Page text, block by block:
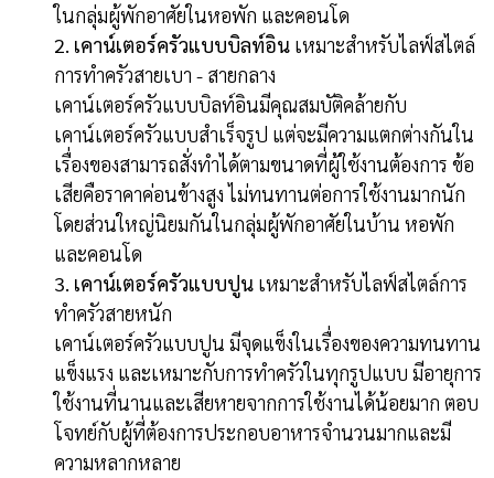
ในกลุ่มผู้พักอาศัยในหอพัก และคอนโด
2. เคาน์เตอร์ครัวแบบบิลท์อินเหมาะสำหรับไลฟ์สไตล์
การทำครัวสายเบา - สายกลาง
เคาน์เตอร์ครัวแบบบิลท์อินมีคุณสมบัติคล้ายกับ
เคาน์เตอร์ครัวแบบสำเร็จรูป แต่จะมีความแตกต่างกันใน
เรื่องของสามารถสั่งทำได้ตามขนาดที่ผู้ใช้งานต้องการ ข้อ
เสียคือราคาค่อนข้างสูง ไม่ทนทานต่อการใช้งานมากนัก
โดยส่วนใหญ่นิยมกันในกลุ่มผู้พักอาศัยในบ้าน หอพัก
และคอนโด
3. เคาน์เตอร์ครัวแบบปูนเหมาะสำหรับไลฟ์สไตล์การ
ทำครัวสายหนัก
เคาน์เตอร์ครัวแบบปูน มีจุดแข็งในเรื่องของความทนทาน
แข็งแรง และเหมาะกับการทำครัวในทุกรูปแบบ มีอายุการ
ใช้งานที่นานและเสียหายจากการใช้งานได้น้อยมาก ตอบ
โจทย์กับผู้ที่ต้องการประกอบอาหารจำนวนมากและมี
ความหลากหลาย